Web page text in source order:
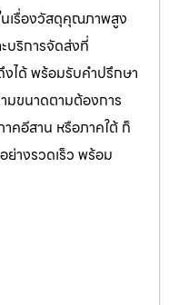
นเรื่องวัสดุคุณภาพสูง
บริการจัดส่งที่
งได้ พร้อมรับคำปรึกษา
มขนาดตามต้องการ
คอีสาน หรือภาคใต้ ก็
ย่างรวดเร็ว พร้อม